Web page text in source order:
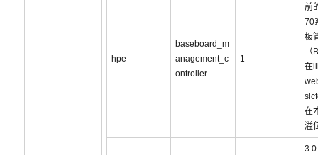
hpe
baseboard_m
anagement_c
ontroller
1
前
70
板
在
在
溢